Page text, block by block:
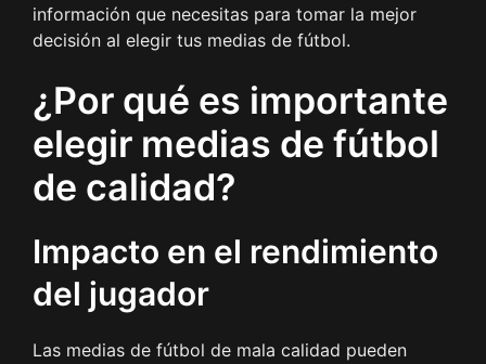
información que necesitas para tomar la mejor
decisión al elegir tus medias de fútbol.
¿Por qué es importante
elegir medias de fútbol
de calidad?
Impacto en el rendimiento
del jugador
Las medias de fútbol de mala calidad pueden